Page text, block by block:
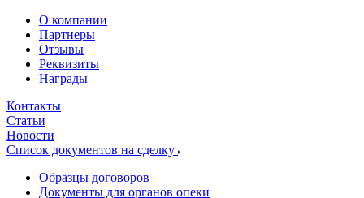
О компании
Партнеры
Отзывы
Реквизиты
Награды
Контакты
Статьи
Новости
Список документов на сделку
Образцы договоров
Документы для органов опеки